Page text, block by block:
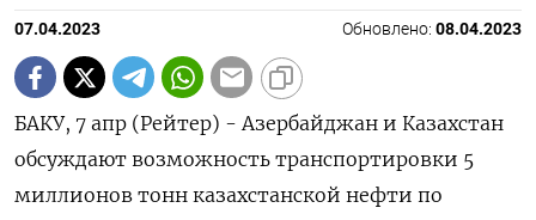
07.04.2023 Обновлено: 08.04.2023
БАКУ, 7 апр (Рейтер) - Азербайджан и Казахстан
обсуждают возможность транспортировки 5
миллионов тонн казахстанской нефти по